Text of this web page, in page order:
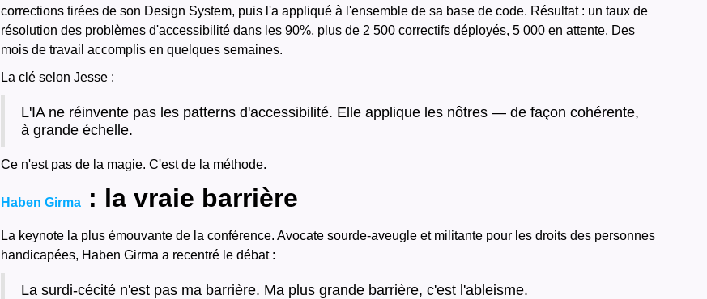
corrections tirées de son Design System, puis l'a appliqué à l'ensemble de sa base de code. Résultat : un taux de
résolution des problèmes d'accessibilité dans les 90%, plus de 2 500 correctifs déployés, 5 000 en attente. Des
mois de travail accomplis en quelques semaines.
La clé selon Jesse :
L'IA ne réinvente pas les patterns d'accessibilité. Elle applique les nôtres — de façon cohérente,
à grande échelle.
Ce n'est pas de la magie. C'est de la méthode.
Haben Girma : la vraie barrière
La keynote la plus émouvante de la conférence. Avocate sourde-aveugle et militante pour les droits des personnes
handicapées, Haben Girma a recentré le débat :
La surdi-cécité n'est pas ma barrière. Ma plus grande barrière, c'est l'ableisme.